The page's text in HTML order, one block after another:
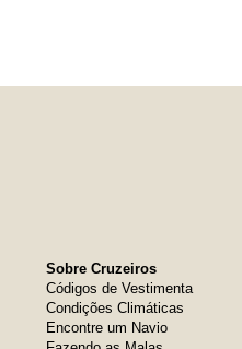
Sobre Cruzeiros
Códigos de Vestimenta
Condições Climáticas
Encontre um Navio